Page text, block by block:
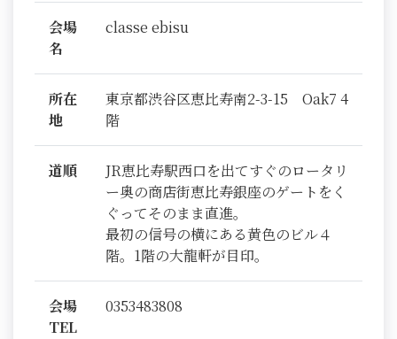
会場
名
classe ebisu
所在
地
東京都渋谷区恵比寿南2-3-15 Oak7 4
階
道順
JR恵比寿駅西口を出てすぐのロータリ
ー奥の商店街恵比寿銀座のゲートをく
ぐってそのまま直進。
最初の信号の横にある黄色のビル４
階。1階の大龍軒が目印。
会場
TEL
0353483808